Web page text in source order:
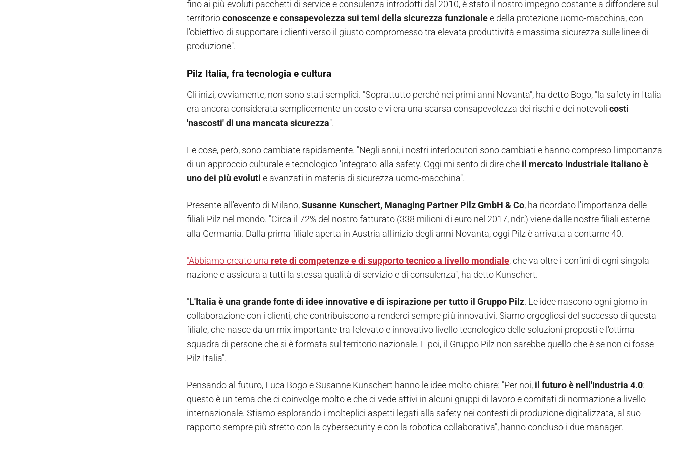
fino ai più evoluti pacchetti di service e consulenza introdotti dal 2010, è stato il nostro impegno costante a diffondere sul
territorioconoscenze e consapevolezza sui temi della sicurezza funzionalee della protezione uomo-macchina, con
l'obiettivo di supportare i clienti verso il giusto compromesso tra elevata produttività e massima sicurezza sulle linee di
produzione".
Pilz Italia, fra tecnologia e cultura
Gli inizi, ovviamente, non sono stati semplici. "Soprattutto perché nei primi anni Novanta", ha detto Bogo, "la safety in Italia
era ancora considerata semplicemente un costo e vi era una scarsa consapevolezza dei rischi e dei notevoli costi
'nascosti' di una mancata sicurezza".
Le cose, però, sono cambiate rapidamente. "Negli anni, i nostri interlocutori sono cambiati e hanno compreso l'importanza
di un approccio culturale e tecnologico 'integrato' alla safety. Oggi mi sento di dire che il mercato industriale italiano è
uno dei più evoluti e avanzati in materia di sicurezza uomo-macchina".
Presente all'evento di Milano,Susanne Kunschert, Managing Partner Pilz GmbH & Co, ha ricordato l'importanza delle
filiali Pilz nel mondo. "Circa il 72% del nostro fatturato (338 milioni di euro nel 2017, ndr.) viene dalle nostre filiali esterne
alla Germania. Dalla prima filiale aperta in Austria all'inizio degli anni Novanta, oggi Pilz è arrivata a contarne 40.
"Abbiamo creato una rete di competenze e di supporto tecnico a livello mondiale,che va oltre i confini di ogni singola
nazione e assicura a tutti la stessa qualità di servizio e di consulenza", ha detto Kunschert.
"L'Italia è una grande fonte di idee innovative e di ispirazione per tutto il Gruppo Pilz. Le idee nascono ogni giorno in
collaborazione con i clienti, che contribuiscono a renderci sempre più innovativi. Siamo orgogliosi del successo di questa
filiale, che nasce da un mix importante tra l'elevato e innovativo livello tecnologico delle soluzioni proposti e l'ottima
squadra di persone che si è formata sul territorio nazionale. E poi, il Gruppo Pilz non sarebbe quello che è se non ci fosse
Pilz Italia".
Pensando al futuro, Luca Bogo e Susanne Kunschert hanno le idee molto chiare: "Per noi, il futuro è nell'Industria 4.0:
questo è un tema che ci coinvolge molto e che ci vede attivi in alcuni gruppi di lavoro e comitati di normazione a livello
internazionale. Stiamo esplorando i molteplici aspetti legati alla safety nei contesti di produzione digitalizzata, al suo
rapporto sempre più stretto con la cybersecurity e con la robotica collaborativa", hanno concluso i due manager.